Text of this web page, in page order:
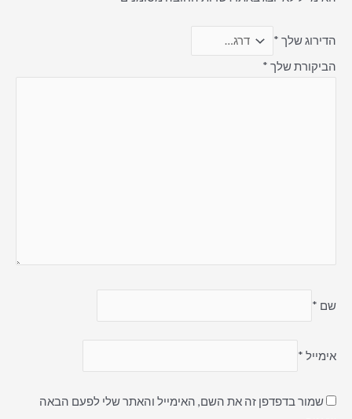
הדירוג שלך *
הביקורת שלך *
שם *
אימייל *
שמור בדפדפן זה את השם, האימייל והאתר שלי לפעם הבאה